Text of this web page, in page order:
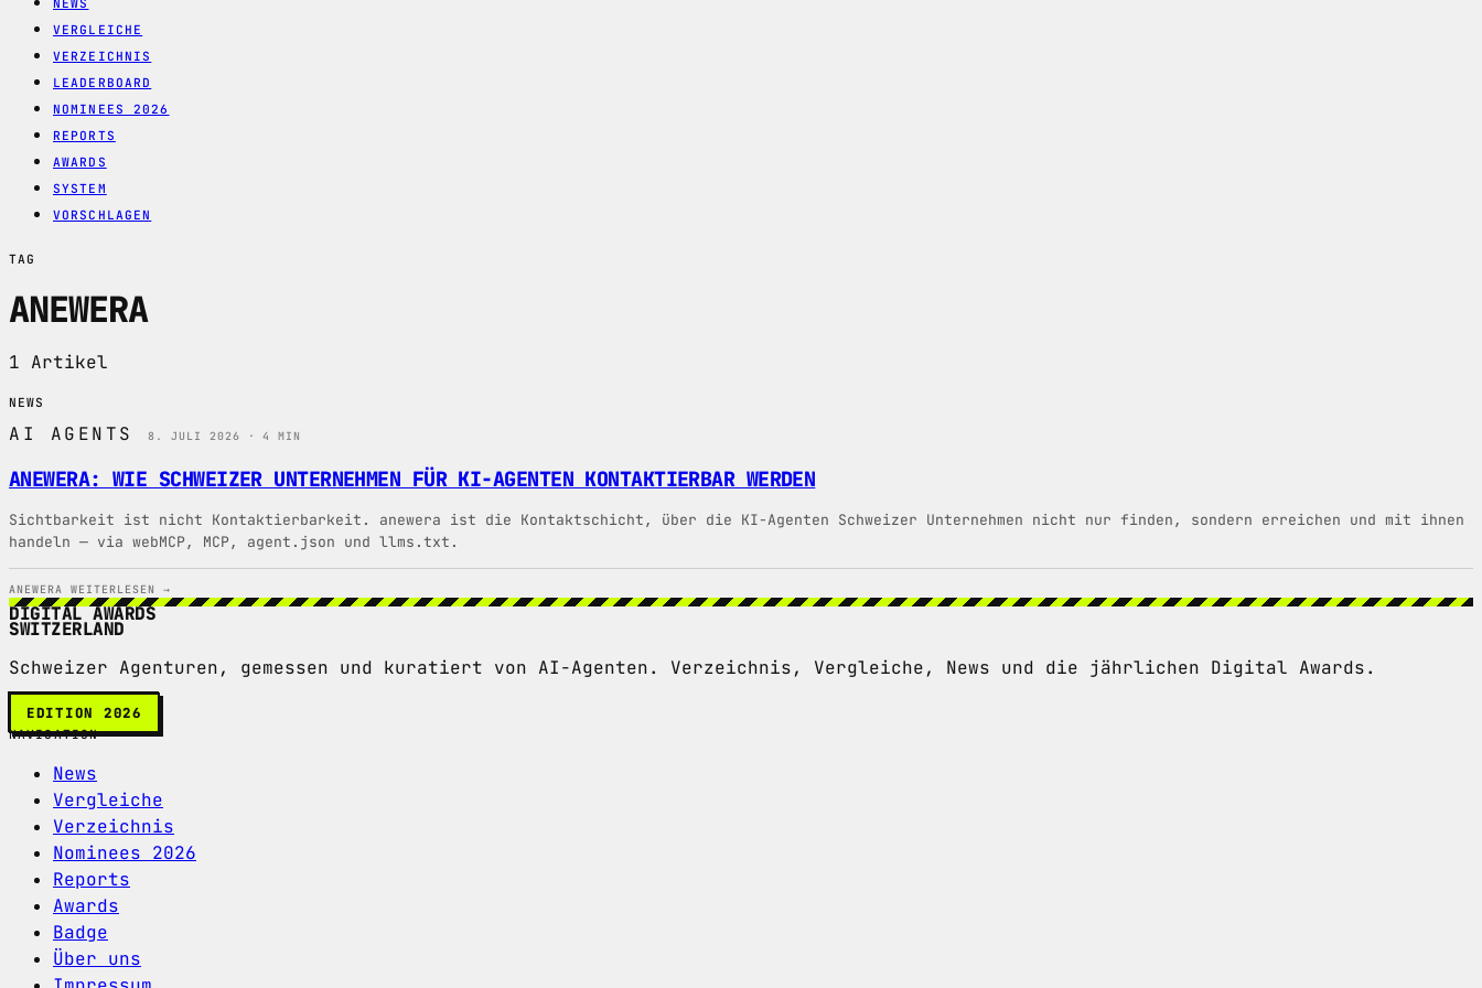
NEWS
VERGLEICHE
VERZEICHNIS
LEADERBOARD
NOMINEES 2026
REPORTS
AWARDS
SYSTEM
VORSCHLAGEN
TAG
ANEWERA
1 Artikel
NEWS
AI AGENTS 8. JULI 2026 · 4 MIN
ANEWERA: WIE SCHWEIZER UNTERNEHMEN FÜR KI-AGENTEN KONTAKTIERBAR WERDEN
Sichtbarkeit ist nicht Kontaktierbarkeit. anewera ist die Kontaktschicht, über die KI-Agenten Schweizer Unternehmen nicht nur finden, sondern erreichen und mit ihnen
handeln — via webMCP, MCP, agent.json und llms.txt.
ANEWERA WEITERLESEN →
DIGITAL AWARDS
SWITZERLAND
Schweizer Agenturen, gemessen und kuratiert von AI-Agenten. Verzeichnis, Vergleiche, News und die jährlichen Digital Awards.
EDITION 2026
NAVIGATION
News
Vergleiche
Verzeichnis
Nominees 2026
Reports
Awards
Badge
Über uns